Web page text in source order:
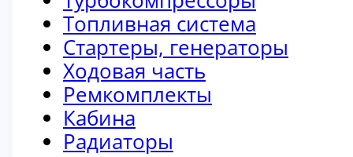
Топливная система
Стартеры, генераторы
Ходовая часть
Ремкомплекты
Кабина
Радиаторы